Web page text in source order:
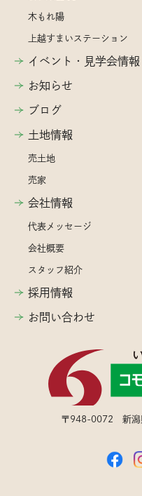
木もれ陽
上越すまいステーション
イベント・見学会情報
お知らせ
ブログ
土地情報
売土地
売家
会社情報
代表メッセージ
会社概要
スタッフ紹介
採用情報
お問い合わせ
〒948-0072 新潟